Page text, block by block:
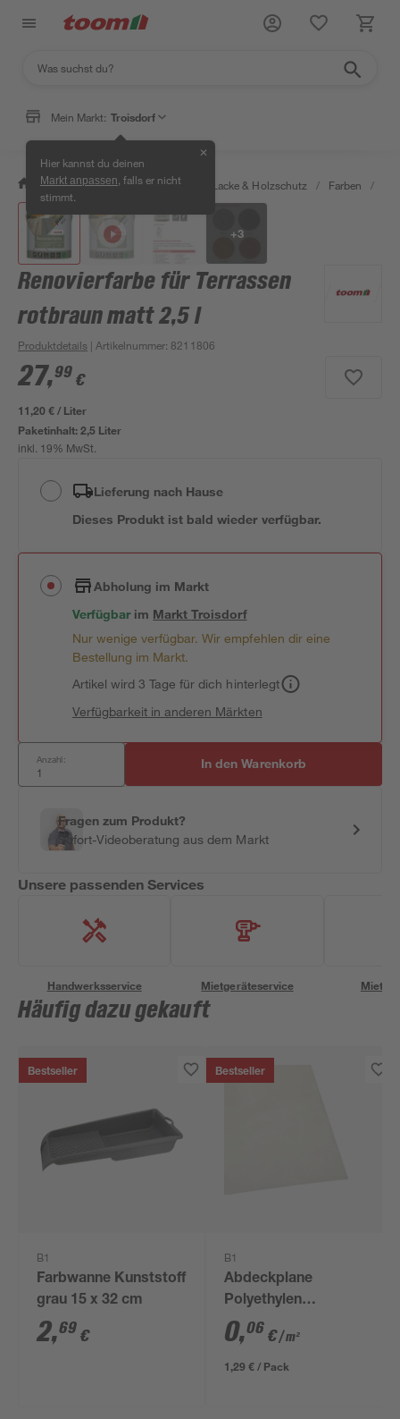
Mein Markt: Troisdorf
Hier kannst du deinen
Markt anpassen , falls er nicht
stimmt.
✕
/ Bauen & Renovieren / Farben, Lacke & Holzschutz / Farben /
+3
Renovierfarbe für Terrassen
rotbraun matt 2,5 l
Produktdetails | Artikelnummer: 8211806
27,99 €
11,20 € / Liter
Paketinhalt:2,5 Liter
inkl. 19% MwSt.
Lieferung nach Hause
Dieses Produkt ist bald wieder verfügbar.
Abholung im Markt
Verfügbar im MarktTroisdorf
Nur wenige verfügbar. Wir empfehlen dir eine
Bestellung im Markt.
Artikel wird 3 Tage für dich hinterlegt
Verfügbarkeit in anderen Märkten
Anzahl: In den Warenkorb
Fragen zum Produkt?
Sofort-Videoberatung aus dem Markt
Unsere passenden Services
Handwerksservice Mietgeräteservice
Häufig dazu gekauft
Bestseller
B1
Farbwanne Kunststoff
grau 15 x 32 cm
2,69 €
Bestseller
B1
Abdeckplane
Polyethylen
transparent 4 x 5 m
0,06 €/ m²
1,29 € / Pack